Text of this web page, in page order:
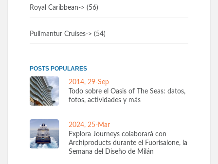
Royal Caribbean-> (56)
Pullmantur Cruises-> (54)
POSTS POPULARES
2014, 29-Sep
Todo sobre el Oasis of The Seas: datos,
fotos, actividades y más
2024, 25-Mar
Explora Journeys colaborará con
Archiproducts durante el Fuorisalone, la
Semana del Diseño de Milán